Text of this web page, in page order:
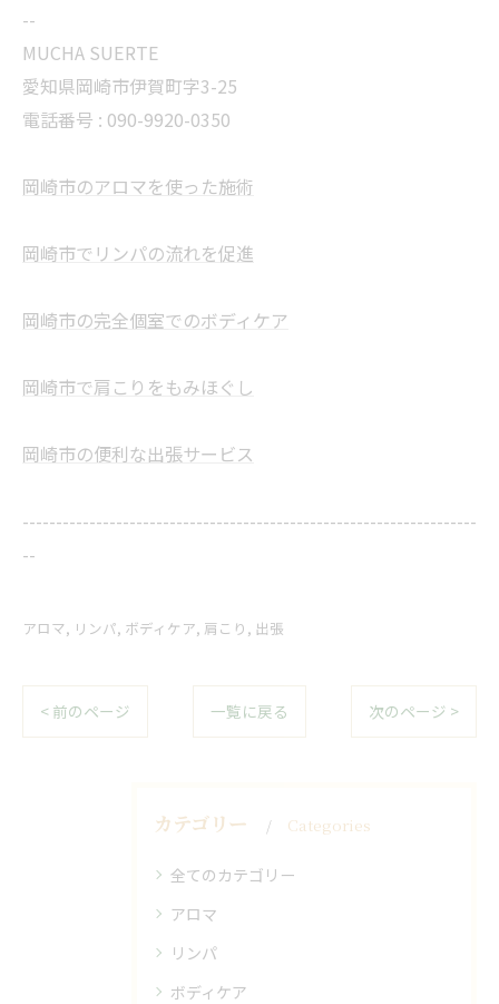
--
MUCHA SUERTE
愛知県岡崎市伊賀町字3-25
電話番号 : 090-9920-0350
岡崎市のアロマを使った施術
岡崎市でリンパの流れを促進
岡崎市の完全個室でのボディケア
岡崎市で肩こりをもみほぐし
岡崎市の便利な出張サービス
--------------------------------------------------------------------
--
アロマ リンパ ボディケア 肩こり 出張
< 前のページ 一覧に戻る 次のページ >
カテゴリー Categories
全てのカテゴリー
アロマ
リンパ
ボディケア